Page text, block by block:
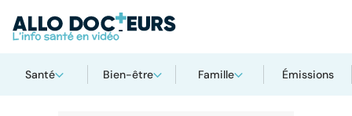
Santé Bien-être Famille Émissions